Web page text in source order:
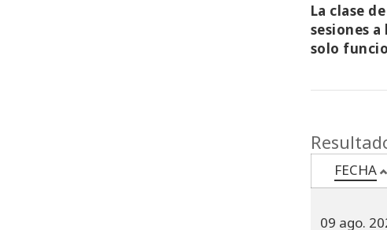
La clase
sesiones
solo
FECHA
09 ago.